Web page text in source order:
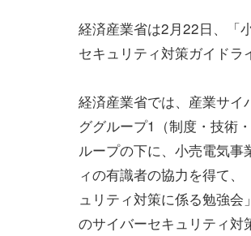
経済産業省は2月22日、「
セキュリティ対策ガイドラ
経済産業省では、産業サイ
ググループ1（制度・技術
ループの下に、小売電気
ィの有識者の協力を得て
ュリティ対策に係る勉強
のサイバーセキュリティ対